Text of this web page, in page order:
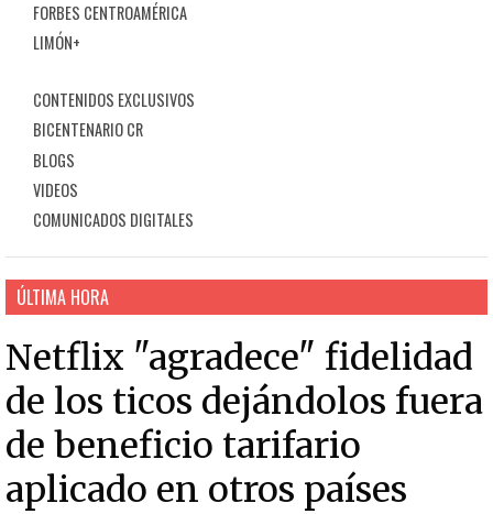
FORBES CENTROAMÉRICA
LIMÓN+
CONTENIDOS EXCLUSIVOS
BICENTENARIO CR
BLOGS
VIDEOS
COMUNICADOS DIGITALES
ÚLTIMA HORA
Netflix "agradece" fidelidad
de los ticos dejándolos fuera
de beneficio tarifario
aplicado en otros países